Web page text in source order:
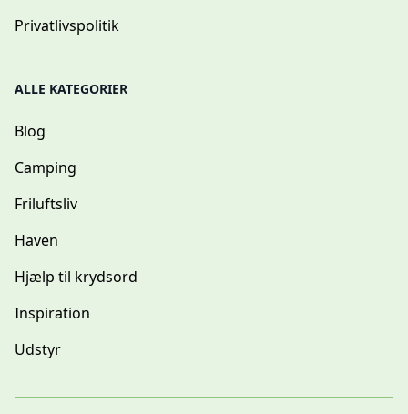
Privatlivspolitik
ALLE KATEGORIER
Blog
Camping
Friluftsliv
Haven
Hjælp til krydsord
Inspiration
Udstyr